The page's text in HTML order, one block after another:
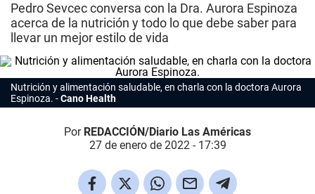
Pedro Sevcec conversa con la Dra. Aurora Espinoza
acerca de la nutrición y todo lo que debe saber para
llevar un mejor estilo de vida
Nutrición y alimentación saludable, en charla con la doctora Aurora
Espinoza.
Cano Health
Por REDACCIÓN/Diario Las Américas
27 de enero de 2022 - 17:39